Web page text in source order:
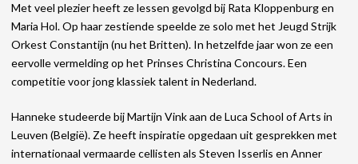
Met veel plezier heeft ze lessen gevolgd bij Rata Kloppenburg en
Maria Hol. Op haar zestiende speelde ze solo met het Jeugd Strijk
Orkest Constantijn (nu het Britten). In hetzelfde jaar won ze een
eervolle vermelding op het Prinses Christina Concours. Een
competitie voor jong klassiek talent in Nederland.
Hanneke studeerde bij Martijn Vink aan de Luca School of Arts in
Leuven (België). Ze heeft inspiratie opgedaan uit gesprekken met
internationaal vermaarde cellisten als Steven Isserlis en Anner